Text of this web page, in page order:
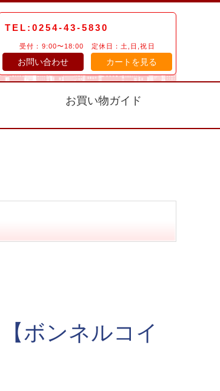
TEL:0254-43-5830
受付：9:00〜18:00 定休日：土,日,祝日
お問い合わせ カートを見る
お買い物ガイド
ボンネルコイ